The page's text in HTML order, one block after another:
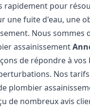
rapidement pour
une fuite d'eau, une
Nous
assainissement
de répondre à vos
Nos
plombier
de nombreux avis